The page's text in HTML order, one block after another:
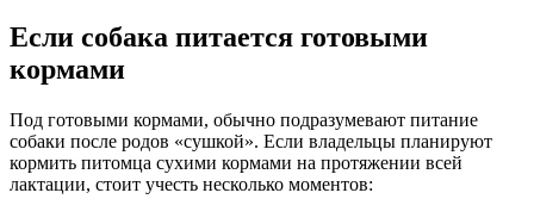
Если собака питается готовыми
кормами
Под готовыми кормами, обычно подразумевают питание
собаки после родов «сушкой». Если владельцы планируют
кормить питомца сухими кормами на протяжении всей
лактации, стоит учесть несколько моментов: